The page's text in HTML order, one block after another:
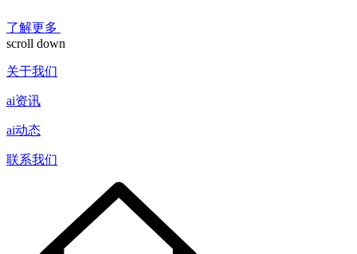
了解更多
scroll down
关于我们
ai资讯
ai动态
联系我们